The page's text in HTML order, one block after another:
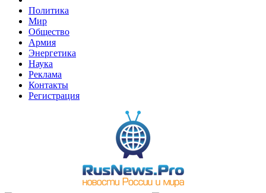
Политика
Мир
Общество
Армия
Энергетика
Наука
Реклама
Контакты
Регистрация